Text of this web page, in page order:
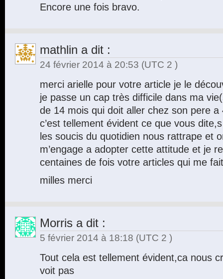
Encore une fois bravo.
mathlin a dit :
24 février 2014 à 20:53 (UTC 2 )
merci arielle pour votre article je le
je passe un cap très difficile dans ma
de 14 mois qui doit aller chez son pere a
c’est tellement évident ce que vous
les soucis du quotidien nous rattrape et
m’engage a adopter cette attitude et je
centaines de fois votre articles qui me
milles merci
Morris a dit :
5 février 2014 à 18:18 (UTC 2 )
Tout cela est tellement évident,ca nous
voit pas